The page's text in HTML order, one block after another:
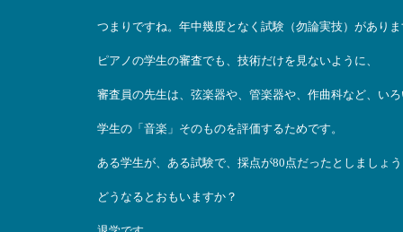
つまりですね。年中幾度となく試験（勿論実技）があり
ピアノの学生の審査でも、技術だけを見ないように、
審査員の先生は、弦楽器や、管楽器や、作曲科など、い
学生の「音楽」そのものを評価するためです。
ある学生が、ある試験で、採点が80点だったとしましょ
どうなるとおもいますか？